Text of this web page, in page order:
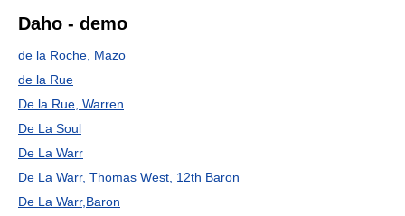
Daho - demo
de la Roche, Mazo
de la Rue
De la Rue, Warren
De La Soul
De La Warr
De La Warr, Thomas West, 12th Baron
De La Warr,Baron